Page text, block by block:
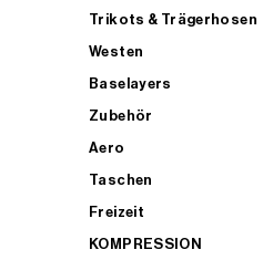
Trikots & Trägerhosen
Westen
Baselayers
Zubehör
Aero
Taschen
Freizeit
KOMPRESSION